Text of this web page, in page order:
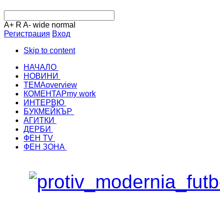
A+ R A- wide normal
Регистрация Вход
Skip to content
НАЧАЛО
НОВИНИ
ТЕМАoverview
КОМЕНТАРmy work
ИНТЕРВЮ
БУКМЕЙКЪР
АГИТКИ
ДЕРБИ
ФЕН TV
ФЕН ЗОНА